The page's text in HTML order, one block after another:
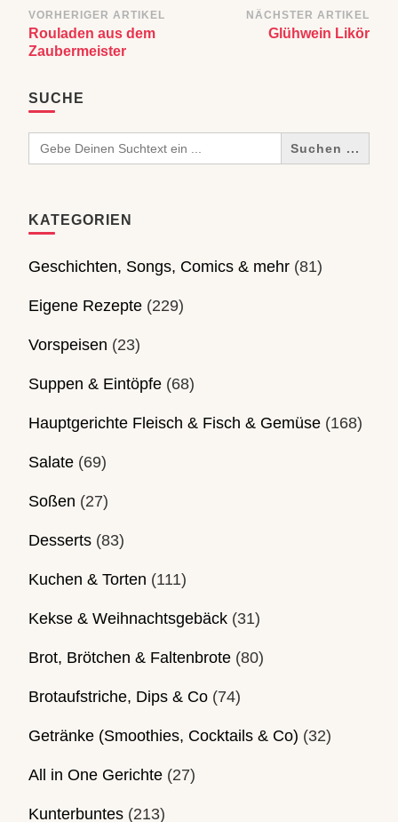
Beitragsnavigation
VORHERIGER ARTIKEL
Rouladen aus dem
Zaubermeister
NÄCHSTER ARTIKEL
Glühwein Likör
SUCHE
Search
for:
KATEGORIEN
Geschichten, Songs, Comics & mehr (81)
Eigene Rezepte (229)
Vorspeisen (23)
Suppen & Eintöpfe (68)
Hauptgerichte Fleisch & Fisch & Gemüse (168)
Salate (69)
Soßen (27)
Desserts (83)
Kuchen & Torten (111)
Kekse & Weihnachtsgebäck (31)
Brot, Brötchen & Faltenbrote (80)
Brotaufstriche, Dips & Co (74)
Getränke (Smoothies, Cocktails & Co) (32)
All in One Gerichte (27)
Kunterbuntes (213)